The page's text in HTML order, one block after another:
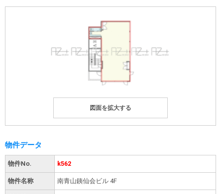
物件データ
物件No. k562
物件名称 南青山銕仙会ビル 4F